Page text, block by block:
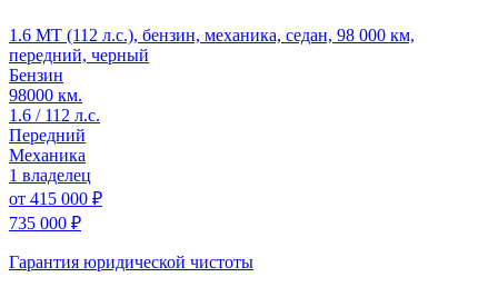
1.6 MT (112 л.с.), бензин, механика, седан, 98 000 км,
передний, черный
Бензин
98000 км.
1.6 / 112 л.с.
Передний
Механика
1 владелец
от 415 000 ₽
735 000 ₽
Гарантия юридической чистоты